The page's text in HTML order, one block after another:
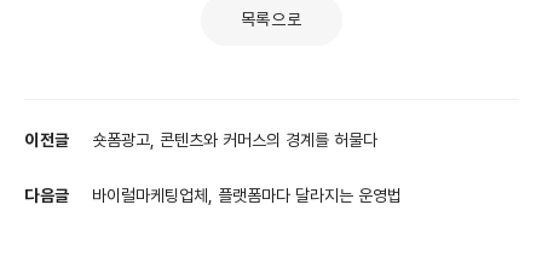
목록으로
이전글 숏폼광고, 콘텐츠와 커머스의 경계를 허물다
다음글 바이럴마케팅업체, 플랫폼마다 달라지는 운영법